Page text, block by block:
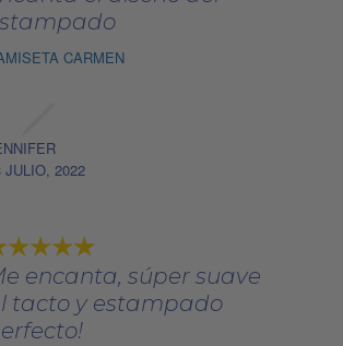
CARMEN
JULIO, 2022
encanta, súper suave
tacto y estampado